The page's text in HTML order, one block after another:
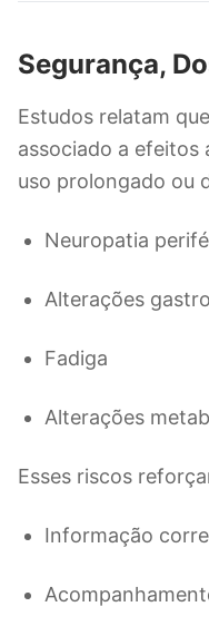
Segurança,
Estudos relatam
associado a efeitos
uso prolongado ou
Neuropatia
Alterações
Fadiga
Alterações
Esses riscos
Informação